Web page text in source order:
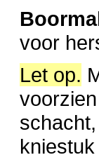
voor
Let op.